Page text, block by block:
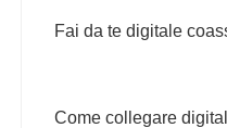
Fai da te digitale
Come collegare